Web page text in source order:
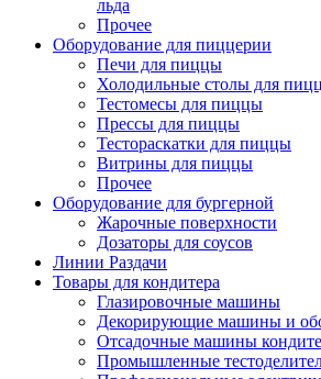
льда
Прочее
Оборудование для пиццерии
Печи для пиццы
Холодильные столы для
Тестомесы для пиццы
Прессы для пиццы
Тестораскатки для пиццы
Витрины для пиццы
Прочее
Оборудование для бургерной
Жарочные поверхности
Дозаторы для соусов
Линии Раздачи
Товары для кондитера
Глазировочные машины
Декорирующие машины и
Отсадочные машины
Промышленные